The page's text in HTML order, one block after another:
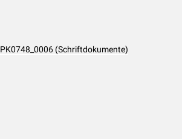
PK0748_0006 (Schriftdokumente)